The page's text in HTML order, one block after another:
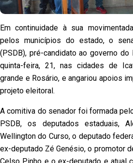
Em continuidade à sua
pelos municípios do estado, o
(PSDB), pré-candidato ao governo do
quinta-feira, 21, nas cidades de
grande e Rosário, e angariou apoios
projeto eleitoral.
A comitiva do senador foi formada
PSDB, os deputados estaduais,
Wellington do Curso, o deputado
ex-deputado Zé Genésio, o promotor